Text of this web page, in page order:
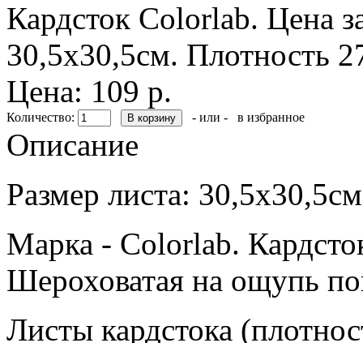
Кардсток Colorlab. Цена
30,5х30,5см. Плотность
Цена: 109 р.
Количество: - или - в избранное
Описание
Размер листа:
Марка - Colorlab.
Шероховатая на ощупь
Листы кардстока